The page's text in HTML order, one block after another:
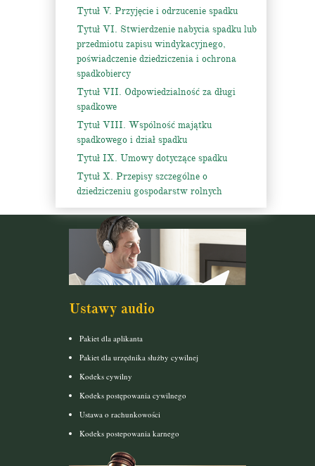
Tytuł V. Przyjęcie i odrzucenie spadku
Tytuł VI. Stwierdzenie nabycia spadku lub
przedmiotu zapisu windykacyjnego,
poświadczenie dziedziczenia i ochrona
spadkobiercy
Tytuł VII. Odpowiedzialność za długi
spadkowe
Tytuł VIII. Wspólność majątku
spadkowego i dział spadku
Tytuł IX. Umowy dotyczące spadku
Tytuł X. Przepisy szczególne o
dziedziczeniu gospodarstw rolnych
Ustawy audio
Pakiet dla aplikanta
Pakiet dla urzędnika służby cywilnej
Kodeks cywilny
Kodeks postępowania cywilnego
Ustawa o rachunkowości
Kodeks postepowania karnego